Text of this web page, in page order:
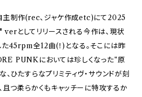
主制作(rec、ジャケ作成etc)にて2025
としてリリースされる今作は、現状
45rpm全12曲(！)となる。そこには昨
PUNKにおいては珍しくなった“原
ひたすらなプリミティヴ・サウンドが刻
且つ柔らかくもキャッチーに特攻するか